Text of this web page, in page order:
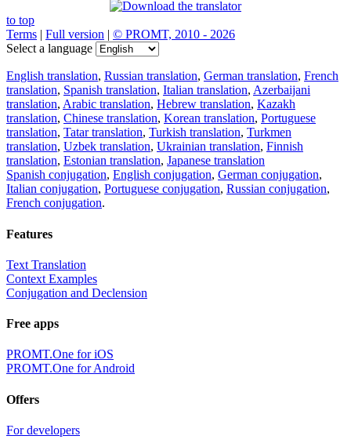
to top
Terms | Full version | © PROMT, 2010 - 2026
Select a language
English translation, Russian translation, German translation, French
translation, Spanish translation, Italian translation, Azerbaijani
translation, Arabic translation, Hebrew translation, Kazakh
translation, Chinese translation, Korean translation, Portuguese
translation, Tatar translation, Turkish translation, Turkmen
translation, Uzbek translation, Ukrainian translation, Finnish
translation, Estonian translation, Japanese translation
Spanish conjugation, English conjugation, German conjugation,
Italian conjugation, Portuguese conjugation, Russian conjugation,
French conjugation.
Features
Text Translation
Context Examples
Conjugation and Declension
Free apps
PROMT.One for iOS
PROMT.One for Android
Offers
For developers